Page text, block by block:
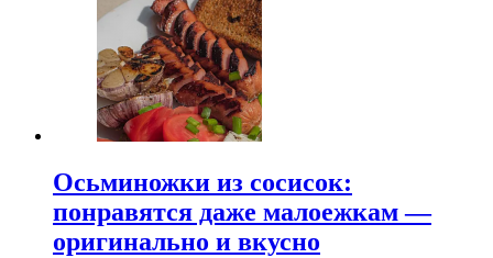
Осьминожки из сосисок:
понравятся даже малоежкам —
оригинально и вкусно